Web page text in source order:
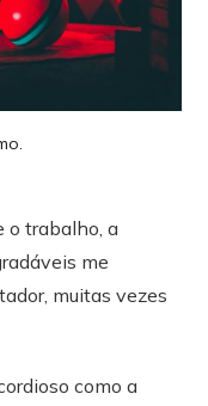
o trabalho, a
me
muitas vezes
como a